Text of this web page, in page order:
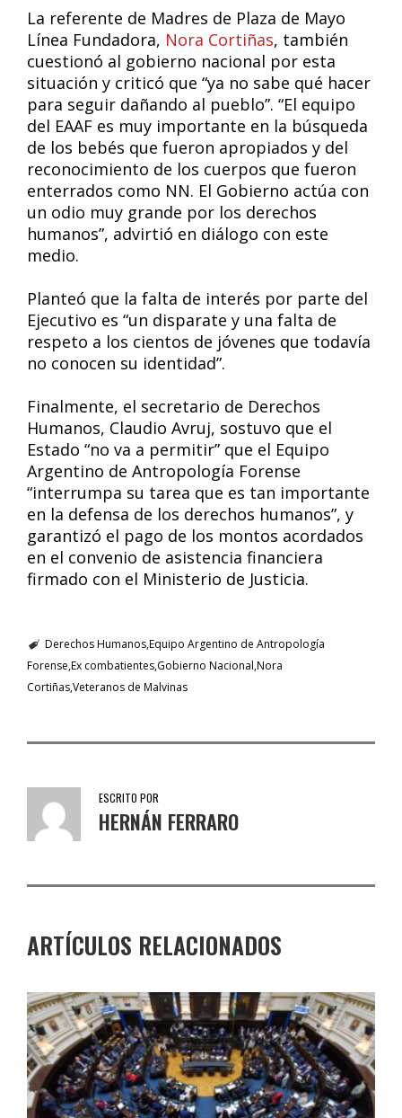
La referente de Madres de Plaza de Mayo
Línea Fundadora, Nora Cortiñas, también
cuestionó al gobierno nacional por esta
situación y criticó que “ya no sabe qué hacer
para seguir dañando al pueblo”. “El equipo
del EAAF es muy importante en la búsqueda
de los bebés que fueron apropiados y del
reconocimiento de los cuerpos que fueron
enterrados como NN. El Gobierno actúa con
un odio muy grande por los derechos
humanos”, advirtió en diálogo con este
medio.
Planteó que la falta de interés por parte del
Ejecutivo es “un disparate y una falta de
respeto a los cientos de jóvenes que todavía
no conocen su identidad”.
Finalmente, el secretario de Derechos
Humanos, Claudio Avruj, sostuvo que el
Estado “no va a permitir” que el Equipo
Argentino de Antropología Forense
“interrumpa su tarea que es tan importante
en la defensa de los derechos humanos”, y
garantizó el pago de los montos acordados
en el convenio de asistencia financiera
firmado con el Ministerio de Justicia.
Derechos HumanosEquipo Argentino de Antropología
Forense Ex combatientes Gobierno Nacional Nora
CortiñasVeteranos de Malvinas
ESCRITO POR
HERNÁN FERRARO
ARTÍCULOS RELACIONADOS